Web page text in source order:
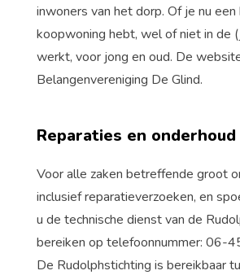
inwoners van het dorp. Of je nu
koopwoning hebt, wel of niet in de
werkt, voor jong en oud. De
Belangenvereniging De Glind.
Reparaties en onderhoud
Voor alle zaken betreffende groot
inclusief reparatieverzoeken, en
u de technische dienst van de
bereiken op telefoonnummer: 06-
De Rudolphstichting is bereikbaar